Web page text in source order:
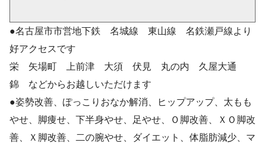
●名古屋市市営地下鉄 名城線 東山線 名鉄瀬戸線より
好アクセスです
栄 矢場町 上前津 大須 伏見 丸の内 久屋大通
錦 などからお越しいただけます
●姿勢改善、ぽっこりおなか解消、ヒップアップ、太もも
やせ、脚痩せ、下半身やせ、足やせ、Ｏ脚改善、ＸＯ脚改
善、Ｘ脚改善、二の腕やせ、ダイエット、体脂肪減少、マ